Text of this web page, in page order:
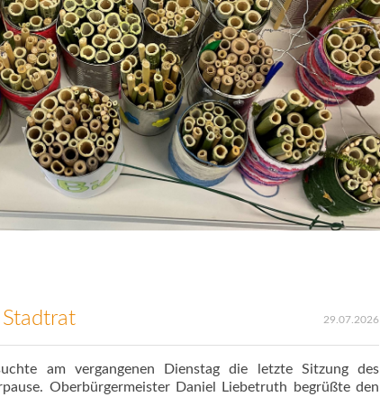
29.07.2026
am vergangenen Dienstag die letzte Sitzung des
Oberbürgermeister Daniel Liebetruth begrüßte den